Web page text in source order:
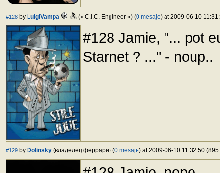
#128 by LuigiVampa (» C.I.C. Engineer «) (0 mesaje) at 2009-06-10
#128 Jamie, "... pot
Starnet ? ..." - noup..
#129 by Dolinsky (владелец феррари) (0 mesaje) at 2009-06-10 11:32:50